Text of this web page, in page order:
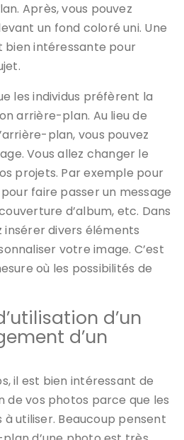
Après, vous pouvez
un fond coloré uni. Une
bien intéressante pour
les individus préfèrent la
arrière-plan. Au lieu de
plan, vous pouvez
Vous allez changer le
projets. Par exemple pour
faire passer un message
d’album, etc. Dans
insérer divers éléments
votre image. C’est
où les possibilités de
d’un
d’un
il est bien intéressant de
de vos photos parce que les
utiliser. Beaucoup pensent